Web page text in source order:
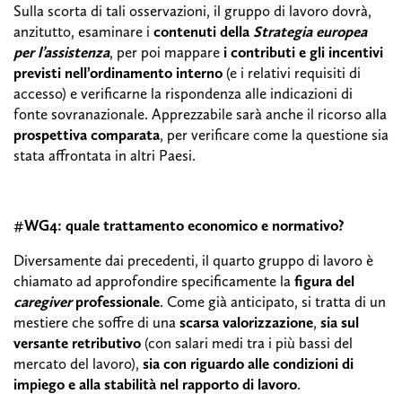
Sulla scorta di tali osservazioni, il gruppo di lavoro dovrà,
anzitutto, esaminare i contenuti della Strategia europea
per l’assistenza, per poi mappare i contributi e gli incentivi
previsti nell’ordinamento interno (e i relativi requisiti di
accesso) e verificarne la rispondenza alle indicazioni di
fonte sovranazionale. Apprezzabile sarà anche il ricorso alla
prospettiva comparata, per verificare come la questione sia
stata affrontata in altri Paesi.
#WG4: quale trattamento economico e normativo?
Diversamente dai precedenti, il quarto gruppo di lavoro è
chiamato ad approfondire specificamente la figura del
caregiverprofessionale. Come già anticipato, si tratta di un
mestiere che soffre di una scarsa valorizzazione, sia sul
versante retributivo (con salari medi tra i più bassi del
mercato del lavoro), sia con riguardo alle condizioni di
impiego e alla stabilità nel rapporto di lavoro.